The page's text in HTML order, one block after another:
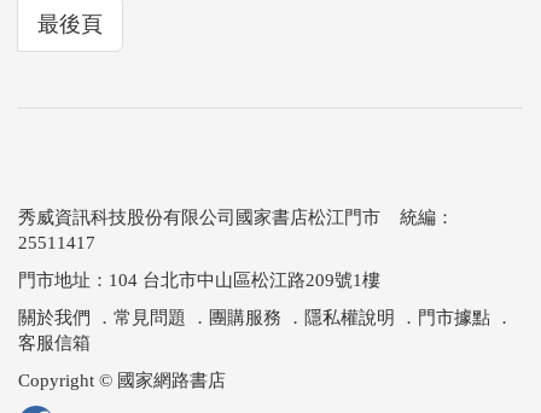
最後頁
秀威資訊科技股份有限公司國家書店松江門市 統編：
25511417
門市地址：104 台北市中山區松江路209號1樓
關於我們
． 常見問題 ． 團購服務 ． 隱私權說明 ． 門市據點 ．
客服信箱
Copyright © 國家網路書店